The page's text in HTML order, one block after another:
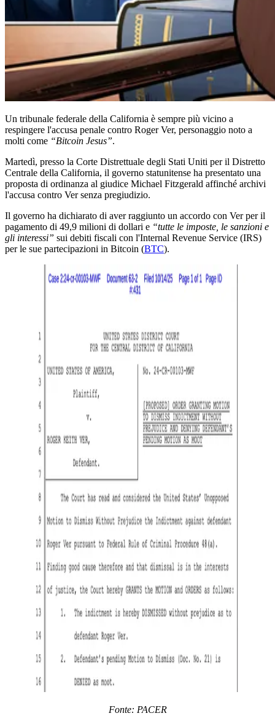
Un tribunale federale della California è sempre più vicino a
respingere l'accusa penale contro Roger Ver, personaggio noto a
molti come “Bitcoin Jesus”.
Martedì, presso la Corte Distrettuale degli Stati Uniti per il Distretto
Centrale della California, il governo statunitense ha presentato una
proposta di ordinanza al giudice Michael Fitzgerald affinché archivi
l'accusa contro Ver senza pregiudizio.
Il governo ha dichiarato di aver raggiunto un accordo con Ver per il
pagamento di 49,9 milioni di dollari e “tutte le imposte, le sanzioni e
gli interessi” sui debiti fiscali con l'Internal Revenue Service (IRS)
per le sue partecipazioni in Bitcoin (BTC).
Fonte: PACER